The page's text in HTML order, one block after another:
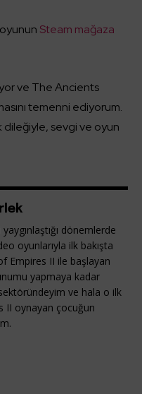
Steam mağaza
ve The Ancients
temenni ediyorum.
dileğiyle, sevgi ve oyun
dönemlerde
oyunlarıyla ilk bakışta
Empires II ile başlayan
yapmaya kadar
ve hala o ilk
II oynayan çocuğun